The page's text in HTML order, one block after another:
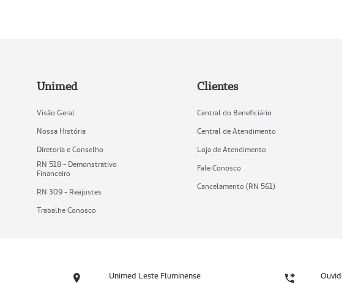
Unimed
Visão Geral
Nossa História
Diretoria e Conselho
RN 518 - Demonstrativo
Financeiro
RN 309 - Reajustes
Trabalhe Conosco
Clientes
Central do Beneficiário
Central de Atendimento
Loja de Atendimento
Fale Conosco
Cancelamento (RN 561)
Unimed Leste Fluminense